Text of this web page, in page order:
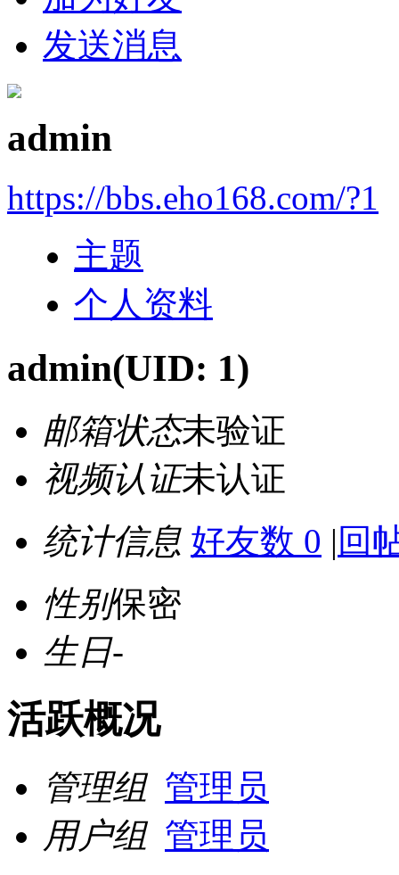
发送消息
admin
https://bbs.eho168.com/?1
主题
个人资料
admin(UID: 1)
邮箱状态未验证
视频认证未认证
统计信息 好友数 0 | 回
性别保密
生日-
活跃概况
管理组 管理员
用户组 管理员